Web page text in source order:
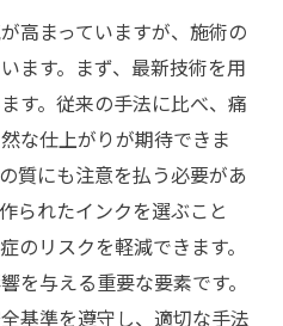
：安全基準を満たすサロ
性の高い眉毛タトゥー施
高まっていますが、施術の
ます。まず、最新技術を用
す。従来の手法に比べ、痛
な仕上がりが期待できま
質にも注意を払う必要があ
られたインクを選ぶこと
のリスクを軽減できます。
を与える重要な要素です。
基準を遵守し、適切な手法